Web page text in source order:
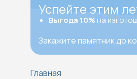
Успейте этим
Выгода 10% на
Закажите памятник до
Главная